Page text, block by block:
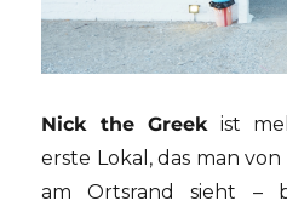
Nick the Greek ist
erste Lokal, das man
am Ortsrand sieht –